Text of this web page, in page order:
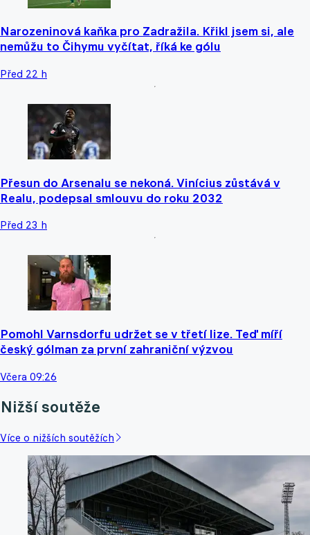
Narozeninová kaňka pro Zadražila. Křikl jsem si, ale
nemůžu to Čihymu vyčítat, říká ke gólu
Před 22 h
Přesun do Arsenalu se nekoná. Vinícius zůstává v
Realu, podepsal smlouvu do roku 2032
Před 23 h
Pomohl Varnsdorfu udržet se v třetí lize. Teď míří
český gólman za první zahraniční výzvou
Včera 09:26
Nižší soutěže
Více o nižších soutěžích